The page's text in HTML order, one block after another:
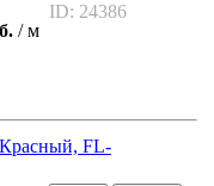
/ м
ID: 24386
FL-